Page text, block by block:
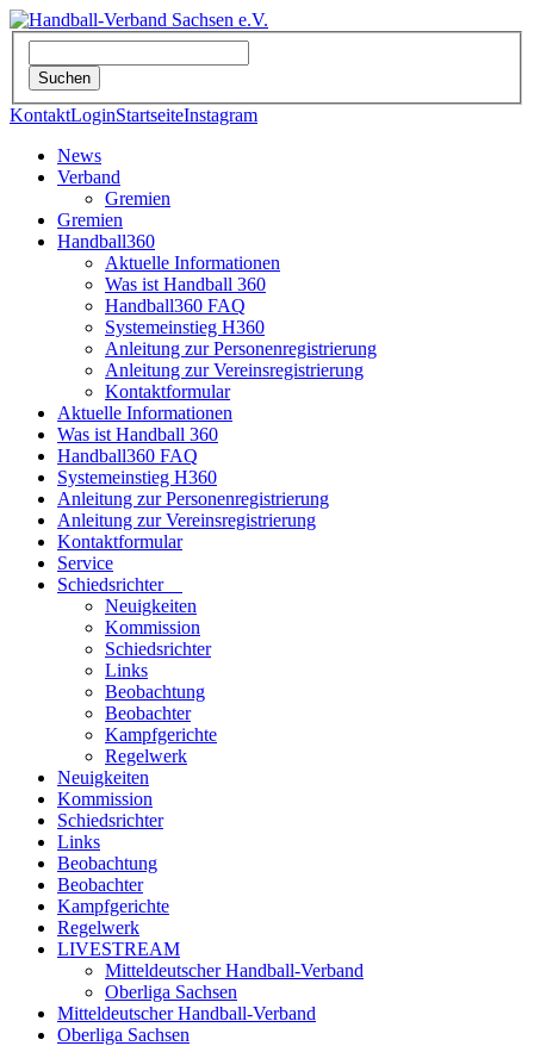
KontaktLoginStartseiteInstagram
News
Verband
Gremien
Gremien
Handball360
Aktuelle Informationen
Was ist Handball 360
Handball360 FAQ
Systemeinstieg H360
Anleitung zur Personenregistrierung
Anleitung zur Vereinsregistrierung
Kontaktformular
Aktuelle Informationen
Was ist Handball 360
Handball360 FAQ
Systemeinstieg H360
Anleitung zur Personenregistrierung
Anleitung zur Vereinsregistrierung
Kontaktformular
Service
Schiedsrichter
Neuigkeiten
Kommission
Schiedsrichter
Links
Beobachtung
Beobachter
Kampfgerichte
Regelwerk
Neuigkeiten
Kommission
Schiedsrichter
Links
Beobachtung
Beobachter
Kampfgerichte
Regelwerk
LIVESTREAM
Mitteldeutscher Handball-Verband
Oberliga Sachsen
Mitteldeutscher Handball-Verband
Oberliga Sachsen